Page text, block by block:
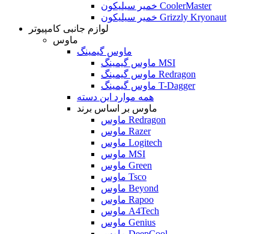
خمیر سیلیکون CoolerMaster
خمیر سیلیکون Grizzly Kryonaut
لوازم جانبی کامپیوتر
ماوس
ماوس گیمینگ
ماوس گیمینگ MSI
ماوس گیمینگ Redragon
ماوس گیمینگ T-Dagger
همه موارد این دسته
ماوس بر اساس برند
ماوس Redragon
ماوس Razer
ماوس Logitech
ماوس MSI
ماوس Green
ماوس Tsco
ماوس Beyond
ماوس Rapoo
ماوس A4Tech
ماوس Genius